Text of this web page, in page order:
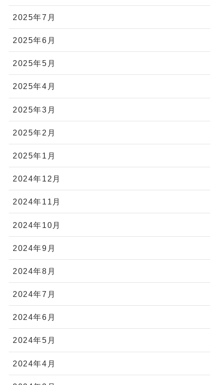
2025年7月
2025年6月
2025年5月
2025年4月
2025年3月
2025年2月
2025年1月
2024年12月
2024年11月
2024年10月
2024年9月
2024年8月
2024年7月
2024年6月
2024年5月
2024年4月